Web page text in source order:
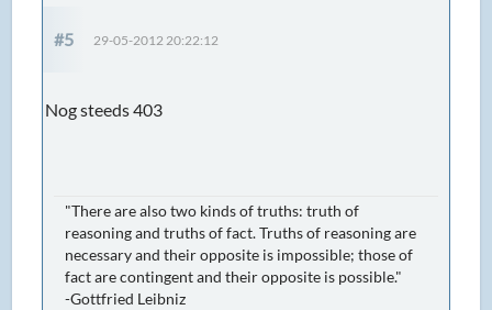
#5 29-05-2012 20:22:12
Nog steeds 403
"There are also two kinds of truths: truth of
reasoning and truths of fact. Truths of reasoning are
necessary and their opposite is impossible; those of
fact are contingent and their opposite is possible."
-Gottfried Leibniz